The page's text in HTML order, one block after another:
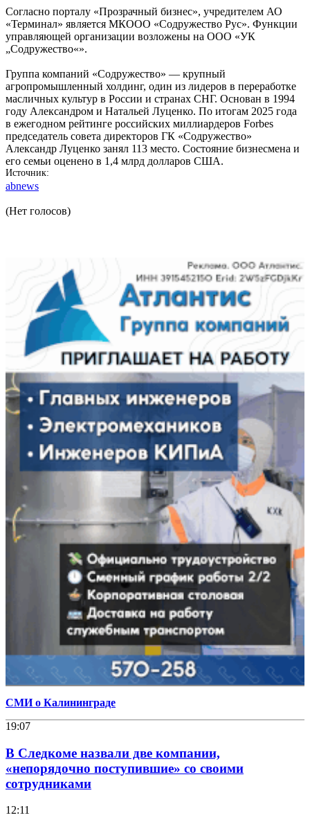
Согласно порталу «Прозрачный бизнес», учредителем АО
«Терминал» является МКООО «Содружество Рус». Функции
управляющей организации возложены на ООО «УК
„Содружество«».
Группа компаний «Содружество» — крупный
агропромышленный холдинг, один из лидеров в переработке
масличных культур в России и странах СНГ. Основан в 1994
году Александром и Натальей Луценко. По итогам 2025 года
в ежегодном рейтинге российских миллиардеров Forbes
председатель совета директоров ГК «Содружество»
Александр Луценко занял 113 место. Состояние бизнесмена и
его семьи оценено в 1,4 млрд долларов США.
Источник
abnews
(Нет голосов)
СМИ о Калининграде
19:07
В Следкоме назвали две компании,
«непорядочно поступившие» со своими
сотрудниками
12:11